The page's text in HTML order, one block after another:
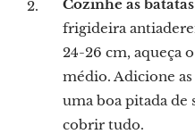
Cozinhe as
frigideira
24-26 cm, aqueça
médio. Adicione as
uma boa pitada de
cobrir tudo.